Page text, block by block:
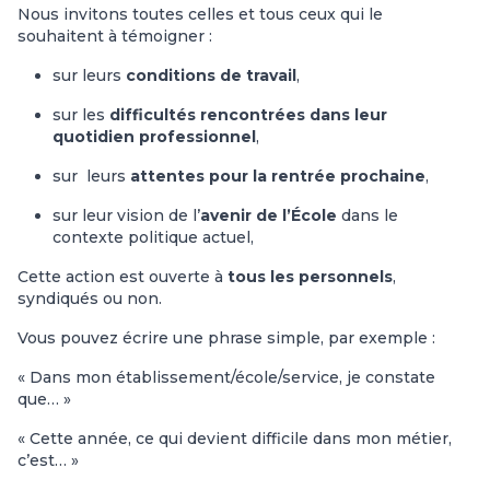
Nous invitons toutes celles et tous ceux qui le
souhaitent à témoigner :
sur leurs conditions de travail,
sur les difficultés rencontrées dans leur
quotidien professionnel,
sur leurs attentes pour la rentrée prochaine,
sur leur vision de l’avenir de l’École dans le
contexte politique actuel,
Cette action est ouverte à tous les personnels,
syndiqués ou non.
Vous pouvez écrire une phrase simple, par exemple :
« Dans mon établissement/école/service, je constate
que… »
« Cette année, ce qui devient difficile dans mon métier,
c’est… »